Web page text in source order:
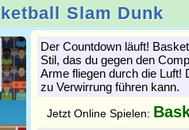
Slam Dunk
Der Countdown läuft!
Stil, das du gegen den
Arme fliegen durch die Luft!
zu Verwirrung führen kann.
Jetzt Online Spielen: